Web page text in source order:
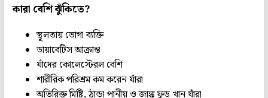
কারা বেশি ঝুঁকিতে?
স্থূলতায় ভোগা ব্যক্তি
ডায়াবেটিস আক্রান্ত
যাঁদের কোলেস্টেরল বেশি
শারীরিক পরিশ্রম কম করেন যাঁরা
অতিরিক্ত মিষ্টি, ঠান্ডা পানীয় ও জাঙ্ক ফুড খান যাঁরা